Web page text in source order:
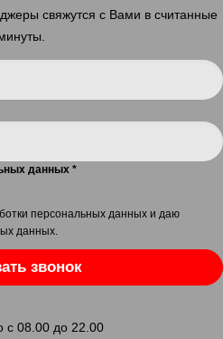
свяжутся с Вами в считанные
данных *
персональных данных и даю
данных
звонок
с 08.00 до 22.00